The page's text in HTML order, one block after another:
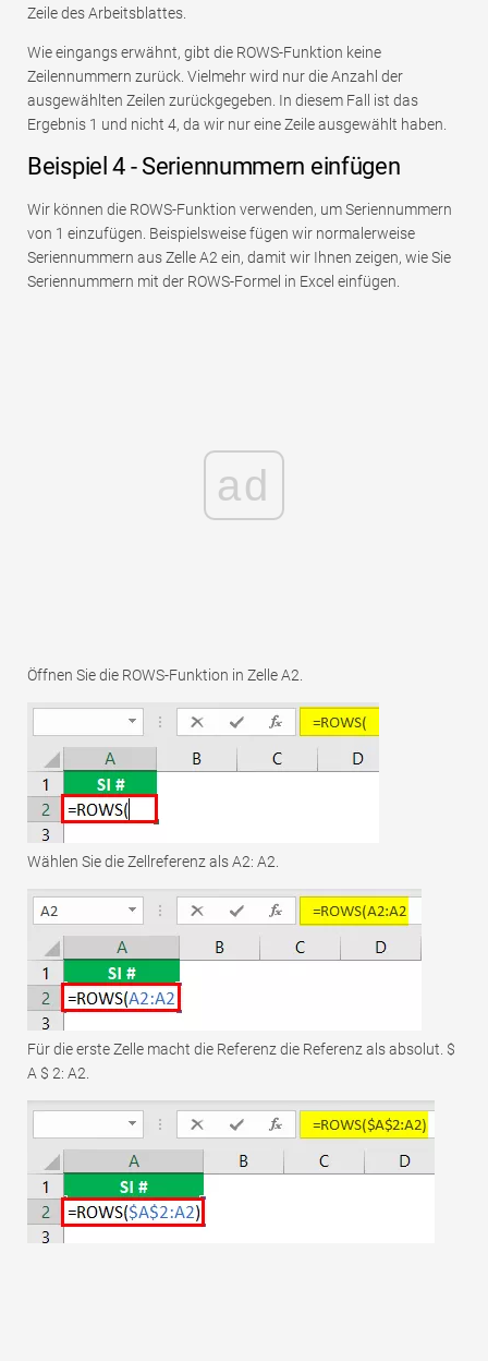
Zeile des Arbeitsblattes.
Wie eingangs erwähnt, gibt die ROWS-Funktion keine
Zeilennummern zurück. Vielmehr wird nur die Anzahl der
ausgewählten Zeilen zurückgegeben. In diesem Fall ist das
Ergebnis 1 und nicht 4, da wir nur eine Zeile ausgewählt haben.
Beispiel 4 - Seriennummern einfügen
Wir können die ROWS-Funktion verwenden, um Seriennummern
von 1 einzufügen. Beispielsweise fügen wir normalerweise
Seriennummern aus Zelle A2 ein, damit wir Ihnen zeigen, wie Sie
Seriennummern mit der ROWS-Formel in Excel einfügen.
ad
Öffnen Sie die ROWS-Funktion in Zelle A2.
Wählen Sie die Zellreferenz als A2: A2.
Für die erste Zelle macht die Referenz die Referenz als absolut. $
A $ 2: A2.